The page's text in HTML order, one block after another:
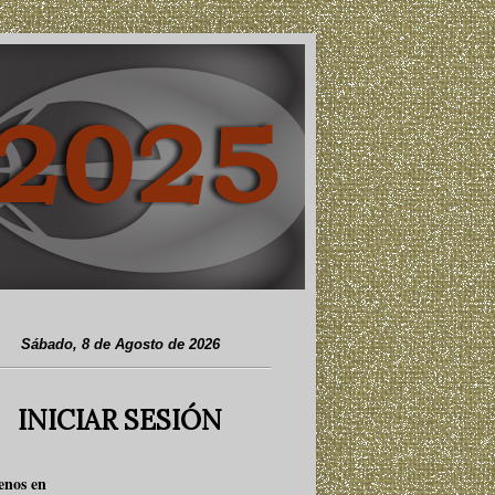
Sábado, 8 de Agosto de 2026
INICIAR SESIÓN
en